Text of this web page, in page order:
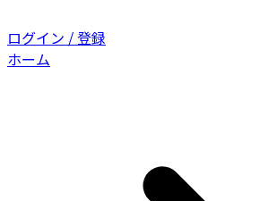
ログイン / 登録
ホーム